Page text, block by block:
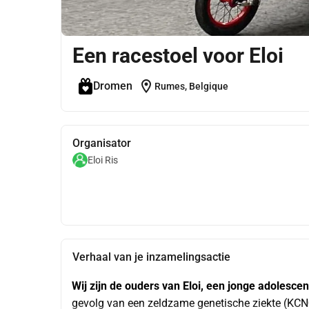
Een racestoel voor Eloi
Dromen location_on Rumes, Belgique
Organisator
Eloi Ris
Verhaal van je inzamelingsactie
Wij zijn de ouders van Eloi, een jonge
gevolg van een zeldzame genetische ziekte